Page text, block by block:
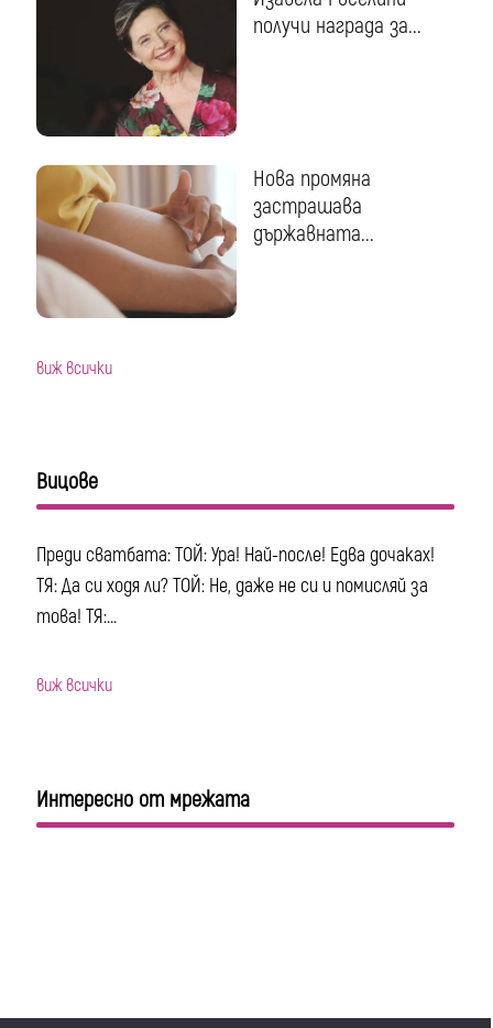
получи награда за...
Нова промяна
застрашава
държавната...
виж всички
Вицове
Преди сватбата: ТОЙ: Ура! Най-после! Едва дочаках!
ТЯ: Да си ходя ли? ТОЙ: Не, даже не си и помисляй за
това! ТЯ:...
виж всички
Интересно от мрежата